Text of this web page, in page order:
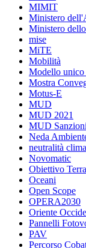
MIMIT
Ministero
Ministero
mise
MiTE
Mobilità
Modello unico
Mostra
Motus-E
MUD
MUD 2021
MUD Sanzioni
Neda
neutralità
Novomatic
Obiettivo Terra
Oceani
Open Scope
OPERA2030
Oriente
Pannelli
PAV
Percorso